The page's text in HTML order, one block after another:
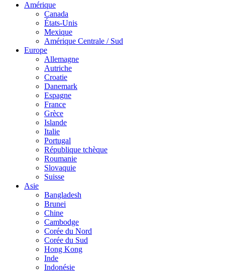
Amérique
Canada
États-Unis
Mexique
Amérique Centrale / Sud
Europe
Allemagne
Autriche
Croatie
Danemark
Espagne
France
Grèce
Islande
Italie
Portugal
République tchèque
Roumanie
Slovaquie
Suisse
Asie
Bangladesh
Brunei
Chine
Cambodge
Corée du Nord
Corée du Sud
Hong Kong
Inde
Indonésie